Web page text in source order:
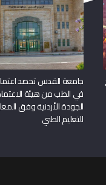
جامعة القدس تحصد
في الطب من هيئة
الجودة الأردنية وفق
للتعليم الطبي